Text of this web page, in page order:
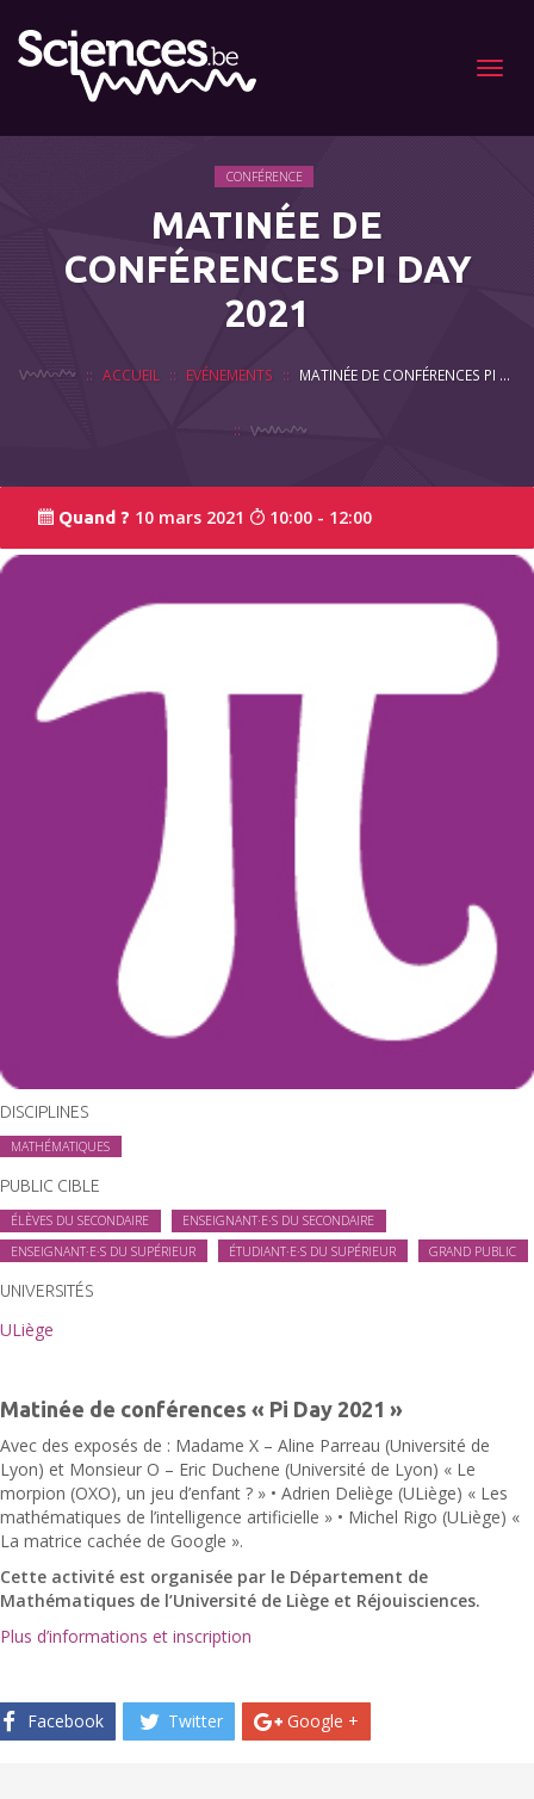
Menu
CONFÉRENCE
MATINÉE DE
CONFÉRENCES PI DAY
2021
ACCUEIL EVÉNEMENTS MATINÉE DE CONFÉRENCES PI DAY 2021
Quand ? 10 mars 2021 10:00 - 12:00
DISCIPLINES
MATHÉMATIQUES
PUBLIC CIBLE
ÉLÈVES DU SECONDAIRE
ENSEIGNANT·E·S DU SECONDAIRE
ENSEIGNANT·E·S DU SUPÉRIEUR
ÉTUDIANT·E·S DU SUPÉRIEUR GRAND PUBLIC
UNIVERSITÉS
ULiège
Matinée de conférences « Pi Day 2021 »
Avec des exposés de : Madame X – Aline Parreau (Université de
Lyon) et Monsieur O – Eric Duchene (Université de Lyon) « Le
morpion (OXO), un jeu d’enfant ? » • Adrien Deliège (ULiège) « Les
mathématiques de l’intelligence artificielle » • Michel Rigo (ULiège) «
La matrice cachée de Google ».
Cette activité est organisée par le Département de
Mathématiques de l’Université de Liège et Réjouisciences.
Plus d’informations et inscription
Facebook Twitter Google +